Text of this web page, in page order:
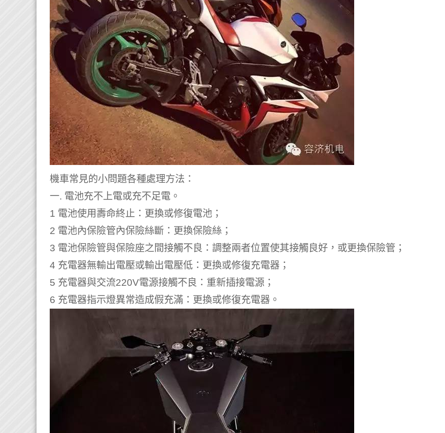
機車常見的小問題各種處理方法：
一. 電池充不上電或充不足電。
1 電池使用壽命終止：更換或修復電池；
2 電池內保險管內保險絲斷：更換保險絲；
3 電池保險管與保險座之間接觸不良：調整兩者位置使其接觸良好，或更換保險管；
4 充電器無輸出電壓或輸出電壓低：更換或修復充電器；
5 充電器與交流220V電源接觸不良：重新插接電源；
6 充電器指示燈異常造成假充滿：更換或修復充電器。